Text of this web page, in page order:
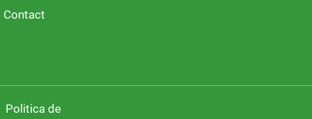
Contact
Politica de